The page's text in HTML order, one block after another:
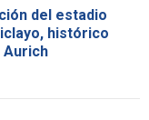
del estadio
histórico
Aurich